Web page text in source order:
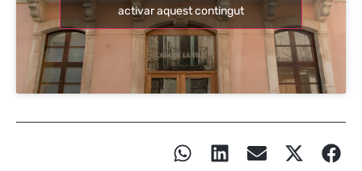
activar aquest contingut